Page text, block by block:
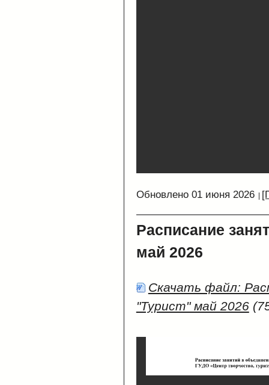
Обновлено 01 июня 2026
Расписание
май 2026
Скачать файл:
"Турист" май 2026